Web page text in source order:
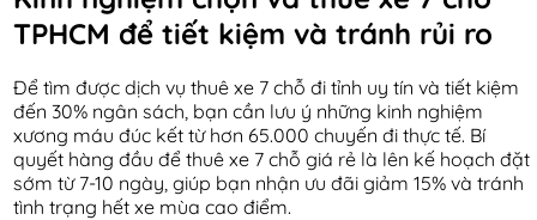
TPHCM để tiết kiệm và tránh rủi ro
Để tìm được dịch vụ thuê xe 7 chỗ đi tỉnh uy tín và tiết kiệm
đến 30% ngân sách, bạn cần lưu ý những kinh nghiệm
xương máu đúc kết từ hơn 65.000 chuyến đi thực tế. Bí
quyết hàng đầu để thuê xe 7 chỗ giá rẻ là lên kế hoạch đặt
sớm từ 7-10 ngày, giúp bạn nhận ưu đãi giảm 15% và tránh
tình trạng hết xe mùa cao điểm.